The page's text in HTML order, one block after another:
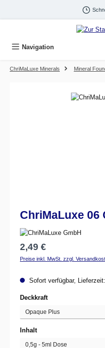
Navigation
ChriMaLuxe Minerals Mineral
Bildergalerie überspringen
ChriMaLuxe 06
Regulärer Preis:
2,49 €
Preise inkl. MwSt. zzgl.
Sofort verfügbar,
Deckkraftauswählen
Inhaltauswählen